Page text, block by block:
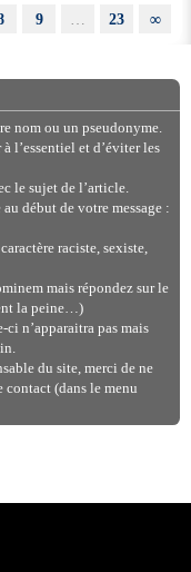
9 … 23 ∞
nom ou un pseudonyme.
l’essentiel et d’éviter les
le sujet de l’article.
début de votre message :
raciste, sexiste,
mais répondez sur le
la peine…)
ci n’apparaitra pas mais
du site, merci de ne
contact (dans le menu